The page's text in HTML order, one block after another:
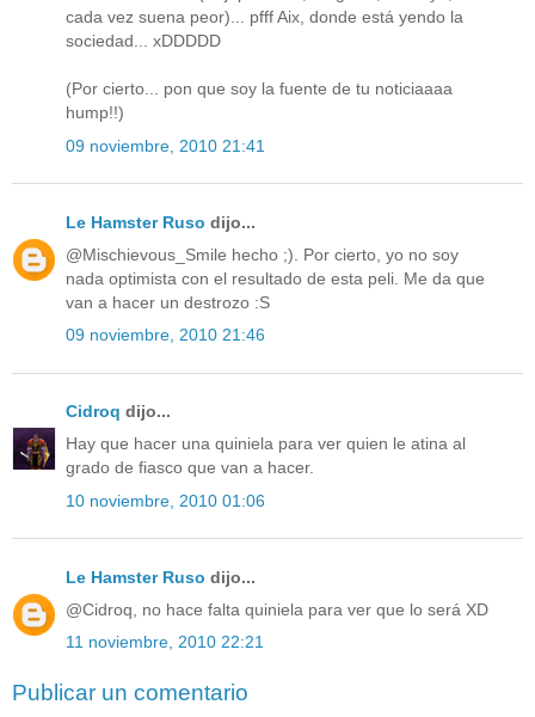
cada vez suena peor)... pfff Aix, donde está yendo la
sociedad... xDDDDD
(Por cierto... pon que soy la fuente de tu noticiaaaa
hump!!)
09 noviembre, 2010 21:41
Le Hamster Ruso dijo...
@Mischievous_Smile hecho ;). Por cierto, yo no soy
nada optimista con el resultado de esta peli. Me da que
van a hacer un destrozo :S
09 noviembre, 2010 21:46
Cidroq dijo...
Hay que hacer una quiniela para ver quien le atina al
grado de fiasco que van a hacer.
10 noviembre, 2010 01:06
Le Hamster Ruso dijo...
@Cidroq, no hace falta quiniela para ver que lo será XD
11 noviembre, 2010 22:21
Publicar un comentario